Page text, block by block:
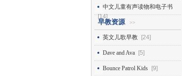
中文儿童有声读物和电子书
[14]
早教资源 >>
英文儿歌早教 [24]
Dave and Ava [5]
Bounce Patrol Kids [9]